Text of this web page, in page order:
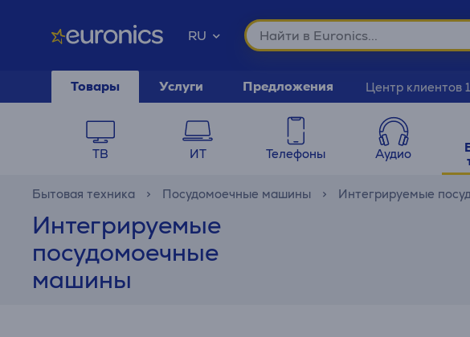
RU
Товары Услуги Предложения Центр клиентов
ТВ ИТ Телефоны Аудио
Бытовая техника Посудомоечные машины Интегрируемые
Интегрируемые
посудомоечные
машины